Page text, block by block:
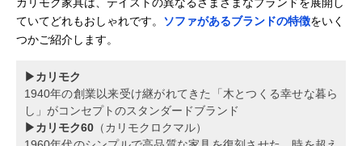
ていてどれもおしゃれです。 ソファがあるブランドの特徴をいく
つかご紹介します。
▶カリモク
1940年の創業以来受け継がれてきた「木とつくる幸せな暮ら
し」がコンセプトのスタンダードブランド
▶カリモク60 （カリモクロクマル）